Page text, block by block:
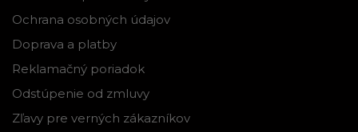
Ochrana osobných údajov
Doprava a platby
Reklamačný poriadok
Odstúpenie od zmluvy
Zľavy pre verných zákazníkov